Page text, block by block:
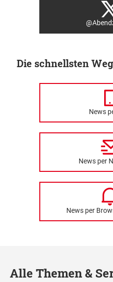
Die schnellsten
News
News per
News per
Alle Themen &